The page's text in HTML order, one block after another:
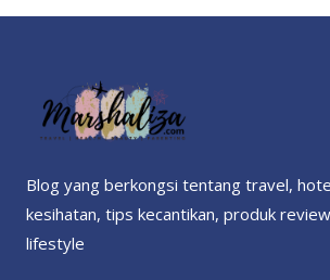
Blog yang berkongsi tentang travel,
kesihatan, tips kecantikan, produk
lifestyle